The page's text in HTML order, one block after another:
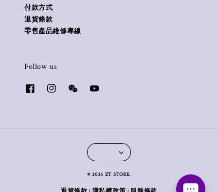
付款方式
退貨條款
零售產品維修專線
Follow us
© 2026 ZT STORE.